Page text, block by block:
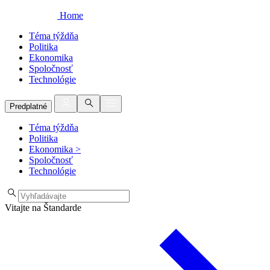
Home
Téma týždňa
Politika
Ekonomika
Spoločnosť
Technológie
Predplatné
Téma týždňa
Politika
Ekonomika >
Spoločnosť
Technológie
Vitajte na Štandarde